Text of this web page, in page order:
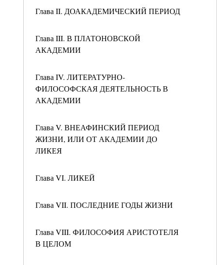
Глава II. ДОАКАДЕМИЧЕСКИЙ ПЕРИОД
Глава III. В ПЛАТОНОВСКОЙ
АКАДЕМИИ
Глава IV. ЛИТЕРАТУРНО-
ФИЛОСОФСКАЯ ДЕЯТЕЛЬНОСТЬ В
АКАДЕМИИ
Глава V. ВНЕАФИНСКИЙ ПЕРИОД
ЖИЗНИ, ИЛИ ОТ АКАДЕМИИ ДО
ЛИКЕЯ
Глава VI. ЛИКЕЙ
Глава VII. ПОСЛЕДНИЕ ГОДЫ ЖИЗНИ
Глава VIII. ФИЛОСОФИЯ АРИСТОТЕЛЯ
В ЦЕЛОМ